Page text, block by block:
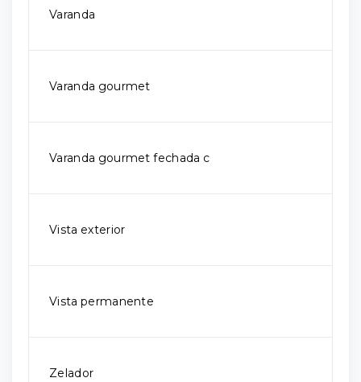
Varanda
Varanda gourmet
Varanda gourmet fechada c
Vista exterior
Vista permanente
Zelador